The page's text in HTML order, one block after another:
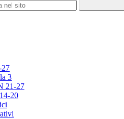
27
3
21-27
20